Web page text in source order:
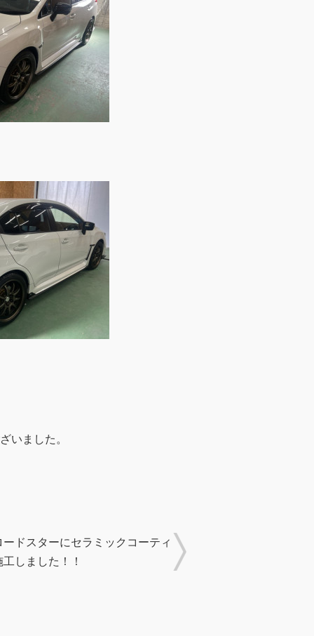
いました。
ードスターにセラミックコーティ
しました！！